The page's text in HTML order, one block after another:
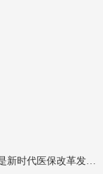
医保改革发展的目标